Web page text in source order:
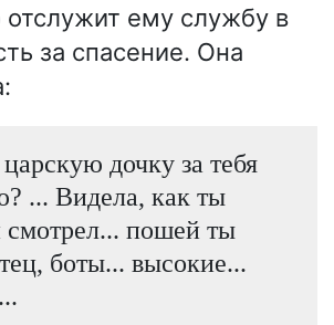
отслужит ему службу в
за спасение. Она
дочку за тебя
... Видела, как ты
смотрел... пошей ты
боты... высокие...